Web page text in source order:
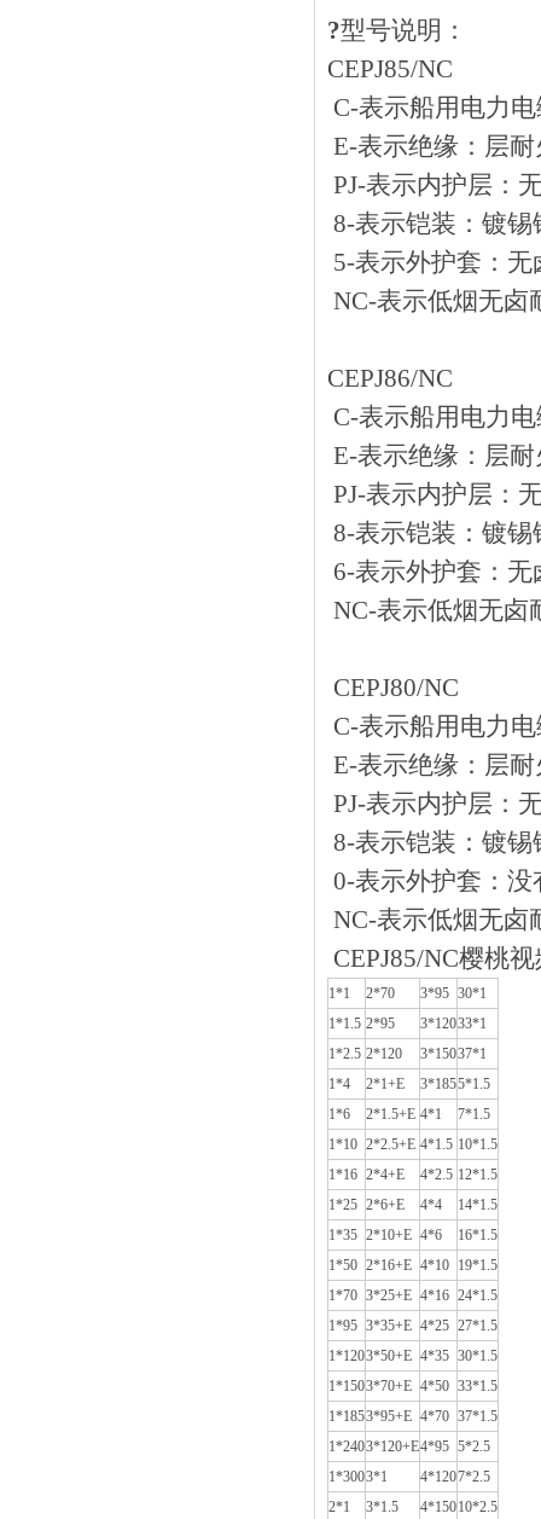
?型号说明：
CEPJ85/NC
C-表示船用电力电
E-表示绝缘：
PJ-表示内护层
8-表示铠装：镀
5-表示外护套：
NC-表示低烟无卤
CEPJ86/NC
C-表示船用电力电
E-表示绝缘：
PJ-表示内护层
8-表示铠装：镀
6-表示外护套
NC-表示低烟无卤
CEPJ80/NC
C-表示船用电力电
E-表示绝缘：
PJ-表示内护层
8-表示铠装：
0-表示外护套：
NC-表示低烟无卤
CEPJ85/NC樱桃
1*1 2*70 3*95 30*1
1*1.5 2*95 3*12033*1
1*2.5 2*120 3*15037*1
1*4
2*1+E 3*1855*1.5
1*6
2*1.5+E 4*1
7*1.5
1*10 2*2.5+E 4*1.5 10*1.5
1*16 2*4+E 4*2.5 12*1.5
1*25 2*6+E 4*4
14*1.5
1*35 2*10+E 4*6
16*1.5
1*50 2*16+E 4*10 19*1.5
1*70 3*25+E 4*16 24*1.5
1*95 3*35+E 4*25 27*1.5
1*1203*50+E 4*35 30*1.5
1*1503*70+E 4*50 33*1.5
1*1853*95+E 4*70 37*1.5
1*2403*120+E4*95 5*2.5
1*3003*1 4*1207*2.5
2*1
3*1.5 4*15010*2.5